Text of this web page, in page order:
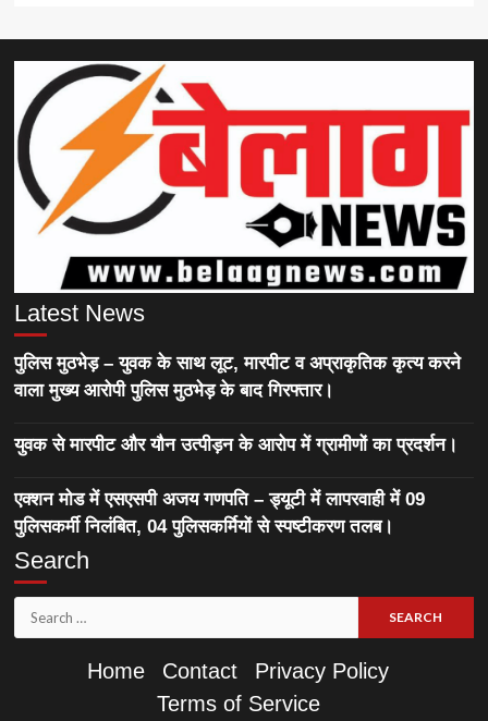
Latest News
पुलिस मुठभेड़ – युवक के साथ लूट, मारपीट व अप्राकृतिक कृत्य करने
वाला मुख्य आरोपी पुलिस मुठभेड़ के बाद गिरफ्तार।
युवक से मारपीट और यौन उत्पीड़न के आरोप में ग्रामीणों का प्रदर्शन।
एक्शन मोड में एसएसपी अजय गणपति – ड्यूटी में लापरवाही में 09
पुलिसकर्मी निलंबित, 04 पुलिसकर्मियों से स्पष्टीकरण तलब।
Search
Search
for:
Home
Contact
Privacy Policy
Terms of Service